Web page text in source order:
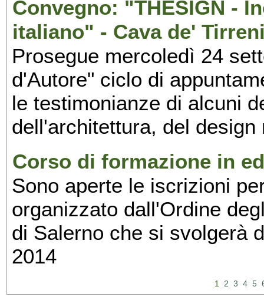
Convegno: "THESIGN -
italiano" - Cava de'
Prosegue mercoledì 24
d'Autore" ciclo di
le testimonianze di alcuni
dell'architettura, del
Corso di formazione in
Sono aperte le iscrizioni
organizzato dall'Ordine
di Salerno che si svolgerà
2014
1 2 3 4 5